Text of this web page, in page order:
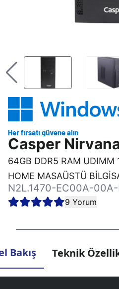
Casper
64GB DDR5 RAM UDIMM
HOME MASAÜSTÜ
N2L.1470-EC00A-
9 Yorum
Bakış Teknik